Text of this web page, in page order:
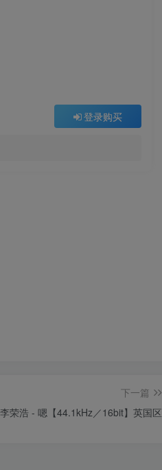
登录购买
下一篇
李荣浩 - 嗯【44.1kHz／16bit】英国区